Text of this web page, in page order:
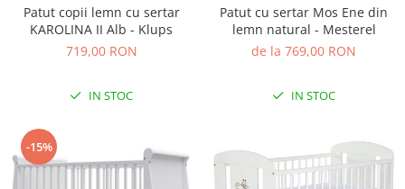
Patut copii lemn cu sertar
KAROLINA II Alb - Klups
719,00 RON
IN STOC
Patut cu sertar Mos Ene din
lemn natural - Mesterel
de la 769,00 RON
IN STOC
-15%